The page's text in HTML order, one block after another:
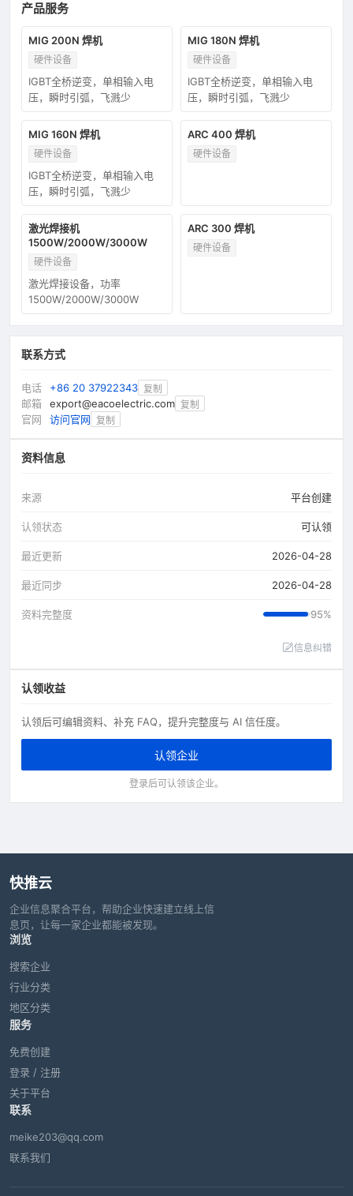
产品服务
MIG 200N 焊机
硬件设备
IGBT全桥逆变，单相输入电
压，瞬时引弧，飞溅少
MIG 180N 焊机
硬件设备
IGBT全桥逆变，单相输入电
压，瞬时引弧，飞溅少
MIG 160N 焊机
硬件设备
IGBT全桥逆变，单相输入电
压，瞬时引弧，飞溅少
ARC 400 焊机
硬件设备
激光焊接机
1500W/2000W/3000W
硬件设备
激光焊接设备，功率
1500W/2000W/3000W
ARC 300 焊机
硬件设备
联系方式
电话 +86 20 37922343 复制
邮箱 export@eacoelectric.com 复制
官网 访问官网 复制
资料信息
来源 平台创建
认领状态 可认领
最近更新 2026-04-28
最近同步 2026-04-28
资料完整度 95%
信息纠错
认领收益
认领后可编辑资料、补充 FAQ，提升完整度与 AI 信任度。
认领企业
登录后可认领该企业。
快推云
企业信息聚合平台，帮助企业快速建立线上信
息页，让每一家企业都能被发现。
浏览
搜索企业
行业分类
地区分类
服务
免费创建
登录 / 注册
关于平台
联系
meike203@qq.com
联系我们